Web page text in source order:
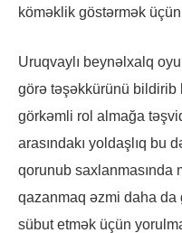
köməklik göstərmək
Uruqvaylı beynəlxalq
görə təşəkkürünü bildirib
görkəmli rol almağa
arasındakı yoldaşlıq bu
qorunub saxlanmasında
qazanmaq əzmi daha
sübut etmək üçün